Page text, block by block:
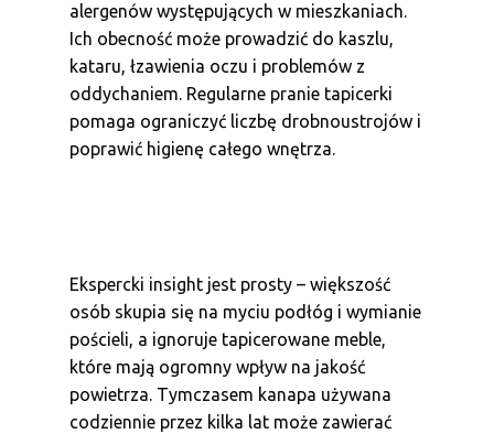
alergenów występujących w mieszkaniach.
Ich obecność może prowadzić do kaszlu,
kataru, łzawienia oczu i problemów z
oddychaniem. Regularne pranie tapicerki
pomaga ograniczyć liczbę drobnoustrojów i
poprawić higienę całego wnętrza.
Ekspercki insight jest prosty – większość
osób skupia się na myciu podłóg i wymianie
pościeli, a ignoruje tapicerowane meble,
które mają ogromny wpływ na jakość
powietrza. Tymczasem kanapa używana
codziennie przez kilka lat może zawierać